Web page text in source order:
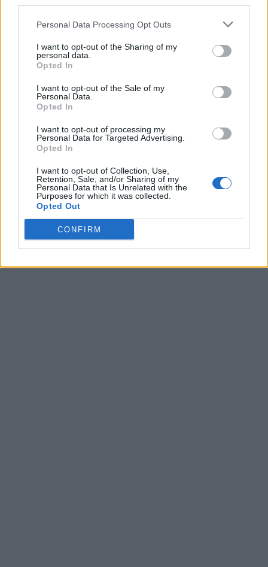
Personal Data Processing Opt Outs
I want to opt-out of the Sharing of my
personal data.
Opted In
I want to opt-out of the Sale of my
Personal Data.
Opted In
I want to opt-out of processing my
Personal Data for Targeted Advertising.
Opted In
I want to opt-out of Collection, Use,
Retention, Sale, and/or Sharing of my
Personal Data that Is Unrelated with the
Purposes for which it was collected.
Opted Out
CONFIRM